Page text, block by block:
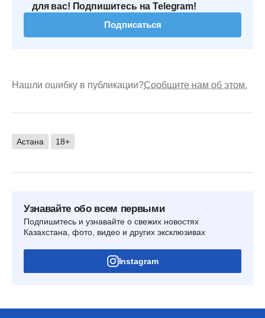
для вас! Подпишитесь на Telegram!
Подписаться
Нашли ошибку в публикации?Сообщите нам об этом.
Астана 18+
Узнавайте обо всем первыми
Подпишитесь и узнавайте о свежих новостях
Казахстана, фото, видео и других эксклюзивах
Instagram